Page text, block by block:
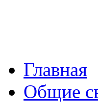
Главная
Общие